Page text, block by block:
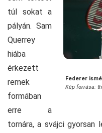
Federer
Kép forrása:
túl sokat a
pályán. Sam
Querrey
hiába
érkezett
remek
formában
erre a
tornára, a svájci gyorsan